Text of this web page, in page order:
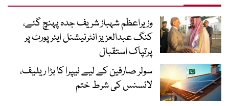
وزیراعظم شہباز شریف جدہ پہنچ گئے،
کنگ عبدالعزیز انٹرنیشنل ایئر پورٹ پر
پرتپاک استقبال
سولر صارفین کے لیے نیپرا کا بڑا ریلیف،
لائسنس کی شرط ختم